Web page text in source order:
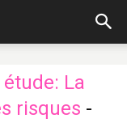
La
risques -